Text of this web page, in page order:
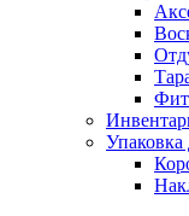
Упаковка